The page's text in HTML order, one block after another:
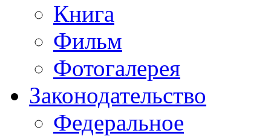
Книга
Фильм
Фотогалерея
Законодательство
Федеральное